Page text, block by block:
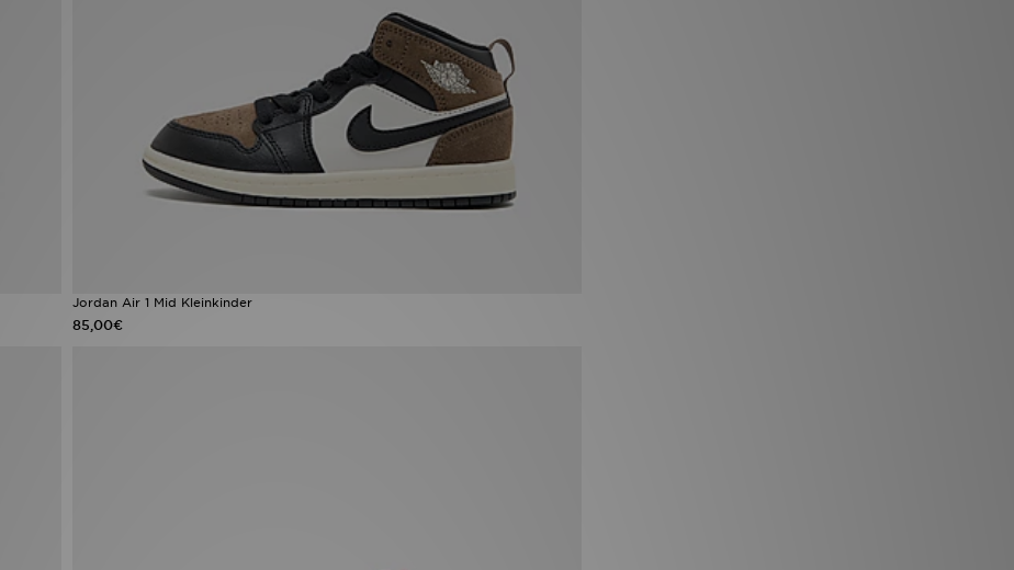
Jordan Air 1 Mid Kleinkinder
85,00€